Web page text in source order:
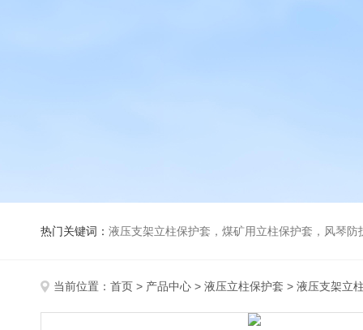
热门关键词： 液压支架立柱保护套，煤矿用立柱保护套，风琴
当前位置： 首页 > 产品中心 > 液压立柱保护套 > 液压支架立